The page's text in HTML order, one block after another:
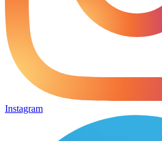
Instagram